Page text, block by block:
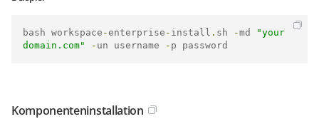
bash workspace -enterprise - install . sh -md
"your
domain.com"
- un username - p password
Komponenteninstallation